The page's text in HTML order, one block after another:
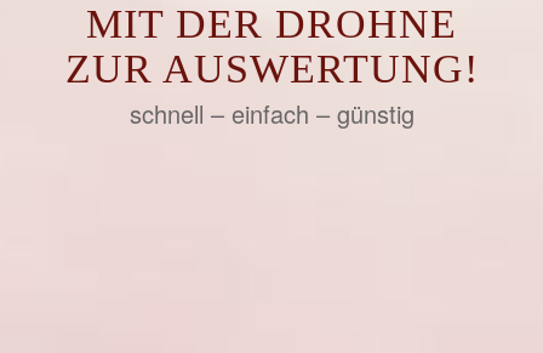
MIT DER DROHNE
ZUR AUSWERTUNG!
schnell – einfach – günstig